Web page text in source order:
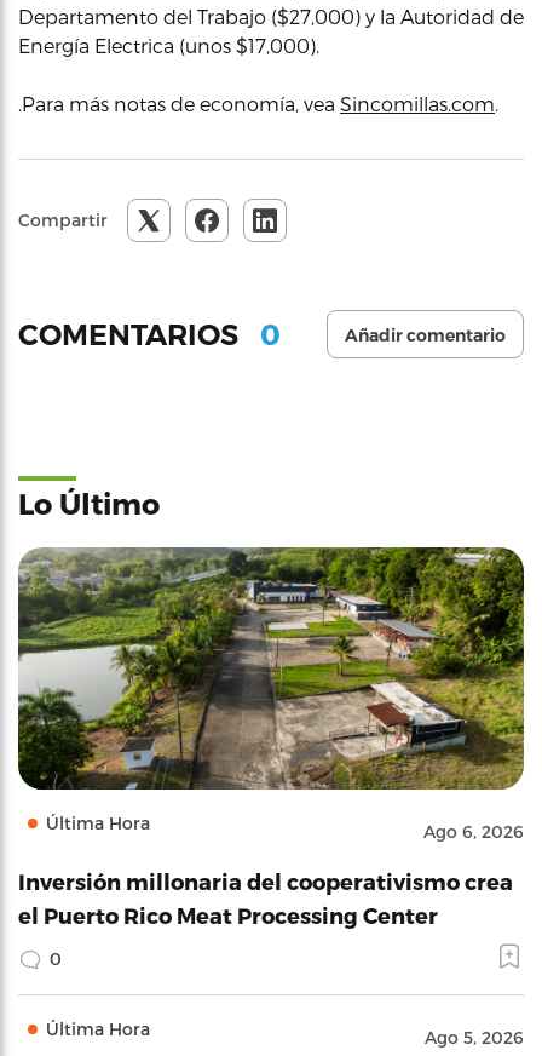
Departamento del Trabajo ($27,000) y la Autoridad de
Energía Electrica (unos $17,000).
.Para más notas de economía, vea Sincomillas.com.
Compartir
COMENTARIOS 0 Añadir comentario
Lo Último
Última Hora Ago 6, 2026
Inversión millonaria del cooperativismo crea
el Puerto Rico Meat Processing Center
0
Última Hora Ago 5, 2026